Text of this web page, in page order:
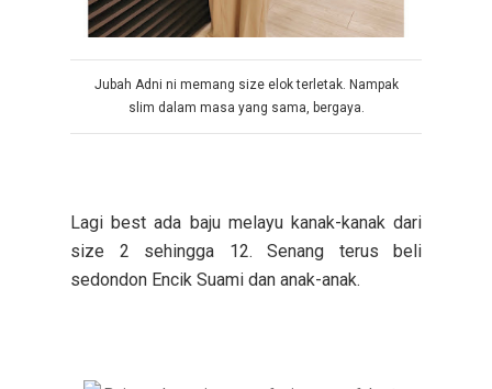
Jubah Adni ni memang size elok terletak. Nampak
slim dalam masa yang sama, bergaya.
Lagi best ada baju melayu kanak-kanak dari
size 2 sehingga 12. Senang terus beli
sedondon Encik Suami dan anak-anak.